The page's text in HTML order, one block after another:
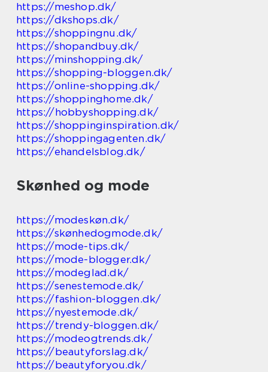
https://meshop.dk/
https://dkshops.dk/
https://shoppingnu.dk/
https://shopandbuy.dk/
https://minshopping.dk/
https://shopping-bloggen.dk/
https://online-shopping.dk/
https://shoppinghome.dk/
https://hobbyshopping.dk/
https://shoppinginspiration.dk/
https://shoppingagenten.dk/
https://ehandelsblog.dk/
Skønhed og mode
https://modeskøn.dk/
https://skønhedogmode.dk/
https://mode-tips.dk/
https://mode-blogger.dk/
https://modeglad.dk/
https://senestemode.dk/
https://fashion-bloggen.dk/
https://nyestemode.dk/
https://trendy-bloggen.dk/
https://modeogtrends.dk/
https://beautyforslag.dk/
https://beautyforyou.dk/